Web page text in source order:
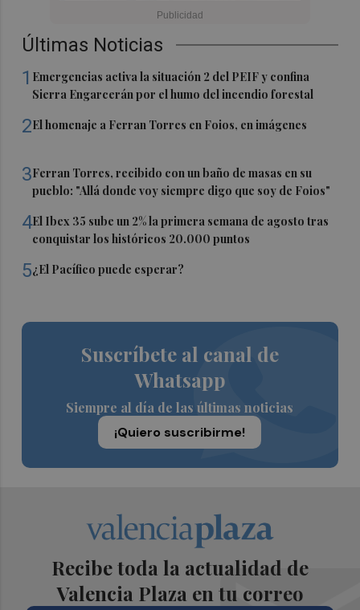
Últimas Noticias
1 Emergencias activa la situación 2 del PEIF y confina
Sierra Engarcerán por el humo del incendio forestal
2El homenaje a Ferran Torres en Foios, en imágenes
3Ferran Torres, recibido con un baño de masas en su
pueblo: "Allá donde voy siempre digo que soy de Foios"
4El Ibex 35 sube un 2% la primera semana de agosto tras
conquistar los históricos 20.000 puntos
5¿El Pacífico puede esperar?
Suscríbete al canal de
Whatsapp
Siempre al día de las últimas noticias
¡Quiero suscribirme!
Recibe toda la actualidad de
Valencia Plaza en tu correo